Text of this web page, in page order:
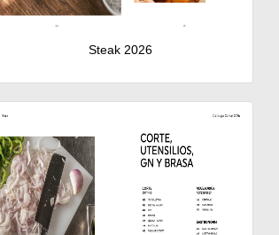
Steak 2026